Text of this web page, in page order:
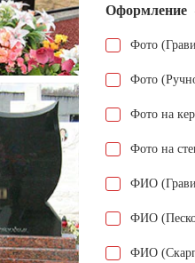
Оформление
Фото
Фото
Фото на
Фото на
ФИО
ФИО
ФИО